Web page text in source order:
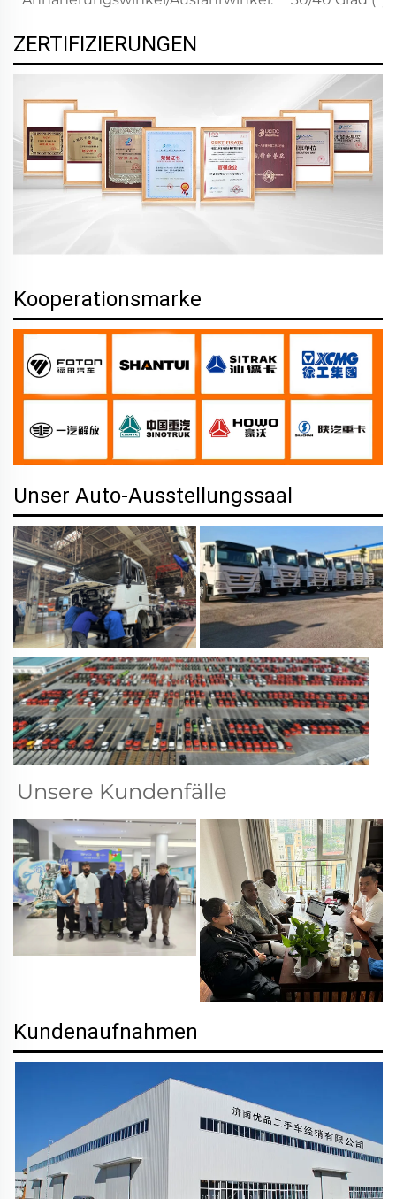
ZERTIFIZIERUNGEN
Kooperationsmarke
Unser Auto-Ausstellungssaal
Unsere Kundenfälle
Kundenaufnahmen